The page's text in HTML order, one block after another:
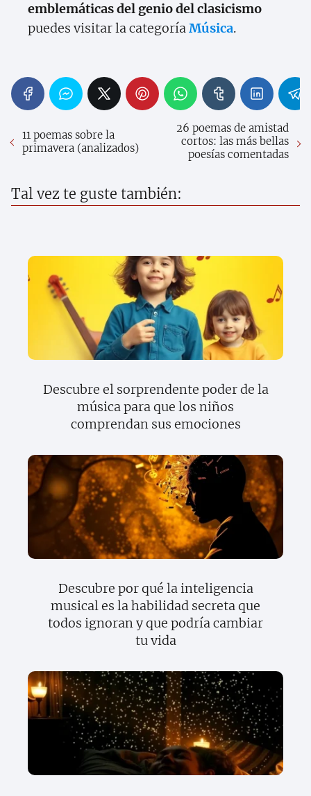
emblemáticas del genio del clasicismo
puedes visitar la categoríaMúsica.
11 poemas sobre la
primavera (analizados)
26 poemas de amistad
cortos: las más bellas
poesías comentadas
Tal vez te guste también:
Descubre el sorprendente poder de la
música para que los niños
comprendan sus emociones
Descubre por qué la inteligencia
musical es la habilidad secreta que
todos ignoran y que podría cambiar
tu vida